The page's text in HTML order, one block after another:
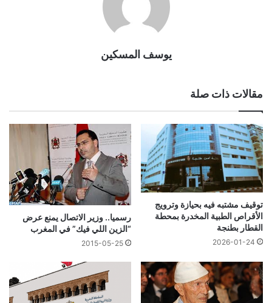
يوسف المسكين
مقالات ذات صلة
توقيف مشتبه فيه بحيازة وترويج
الأقراص الطبية المخدرة بمحطة
القطار بطنجة
2026-01-24
رسميا.. وزير الاتصال يمنع عرض
“الزين اللي فيك” في المغرب
2015-05-25